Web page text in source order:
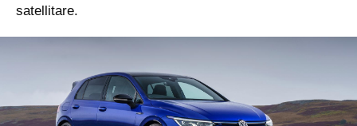
satellitare.